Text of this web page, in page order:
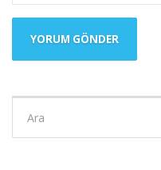
ara: